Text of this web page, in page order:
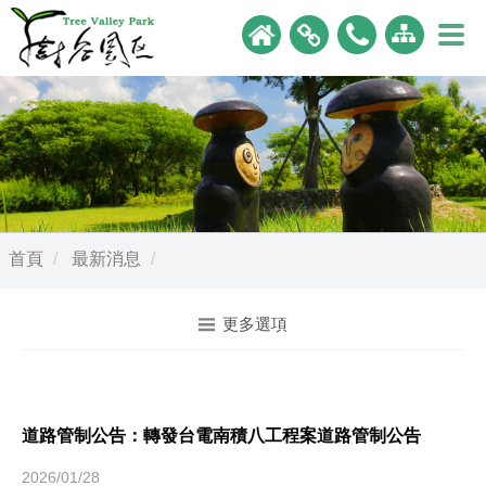
首頁 最新消息
更多選項
道路管制公告：轉發台電南積八工程案道路管制公告
2026/01/28